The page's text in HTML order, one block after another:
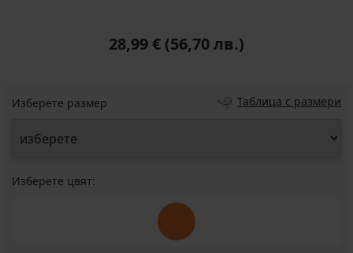
28,99 € (56,70 лв.)
Изберете размер Таблица с размери
Изберете цвят: